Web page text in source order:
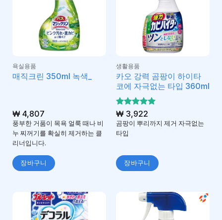
욕실용품
매직크린 350ml 녹색_
₩4,807
풍부한 거품이 목욕 얼룩 때나 비
누 찌꺼기를 확실히 제거하는 클
리너입니다.
장바구니
생활용품
카오 강력 곰팡이 하이타
코에 자극없는 타입 360ml
5 중에서
5로 평가
됨
₩3,922
곰팡이 뿌리까지 제거 자극없는
타입
장바구니